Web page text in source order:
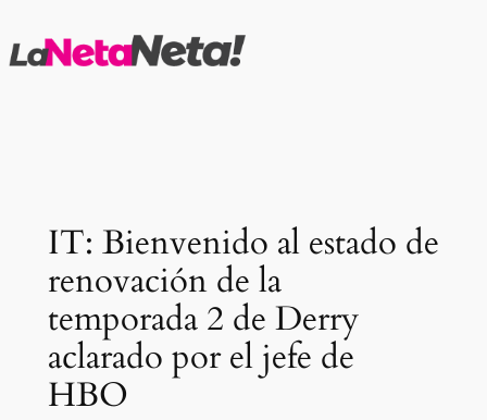
al
IT: Bienvenido al estado de
renovación de la
temporada 2 de Derry
aclarado por el jefe de
HBO